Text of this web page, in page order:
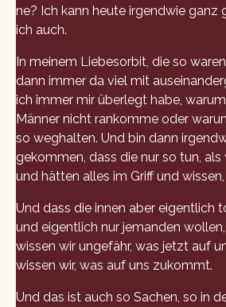
ne? Ich kann heute irgendwie ganz
ich auch.
In meinem Liebesorbit, die so
dann immer da viel mit
ich immer mir überlegt habe,
Männer nicht rankomme oder
so weghalten. Und bin dann
gekommen, dass die nur so tun,
und hätten alles im Griff und
Und dass die innen aber eigentlich
und eigentlich nur jemanden
wissen wir ungefähr, was jetzt auf
wissen wir, was auf uns zukommt.
Und das ist auch so Sachen, so in